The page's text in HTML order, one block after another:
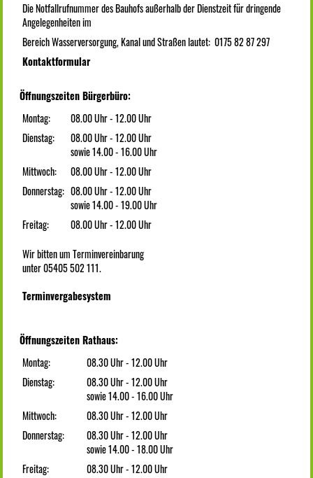
Die Notfallrufnummer des Bauhofs außerhalb der Dienstzeit für dringende
Angelegenheiten im
Bereich Wasserversorgung, Kanal und Straßen lautet: 0175 82 87 297
Kontaktformular
Öffnungszeiten Bürgerbüro:
Montag:
08.00 Uhr - 12.00 Uhr
Dienstag:
08.00 Uhr - 12.00 Uhr
sowie 14.00 - 16.00 Uhr
Mittwoch:
08.00 Uhr - 12.00 Uhr
Donnerstag: 08.00 Uhr - 12.00 Uhr
sowie 14.00 - 19.00 Uhr
Freitag:
08.00 Uhr - 12.00 Uhr
Wir bitten um Terminvereinbarung
unter 05405 502 111.
Terminvergabesystem
Öffnungszeiten Rathaus:
Montag:
08.30 Uhr - 12.00 Uhr
Dienstag:
08.30 Uhr - 12.00 Uhr
sowie 14.00 - 16.00 Uhr
Mittwoch:
08.30 Uhr - 12.00 Uhr
Donnerstag:
08.30 Uhr - 12.00 Uhr
sowie 14.00 - 18.00 Uhr
Freitag:
08.30 Uhr - 12.00 Uhr